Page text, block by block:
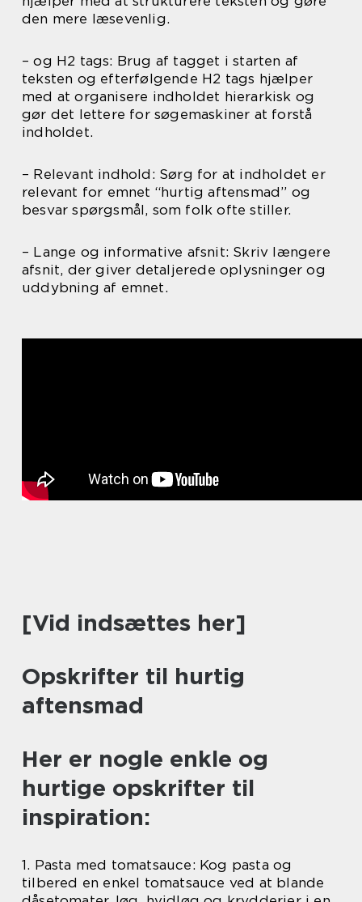
den mere læsevenlig.
– og H2 tags: Brug af tagget i starten af
teksten og efterfølgende H2 tags hjælper
med at organisere indholdet hierarkisk og
gør det lettere for søgemaskiner at forstå
indholdet.
– Relevant indhold: Sørg for at indholdet er
relevant for emnet “hurtig aftensmad” og
besvar spørgsmål, som folk ofte stiller.
– Lange og informative afsnit: Skriv længere
afsnit, der giver detaljerede oplysninger og
uddybning af emnet.
[Vid indsættes her]
Opskrifter til hurtig
aftensmad
Her er nogle enkle og
hurtige opskrifter til
inspiration:
1. Pasta med tomatsauce: Kog pasta og
tilbered en enkel tomatsauce ved at blande